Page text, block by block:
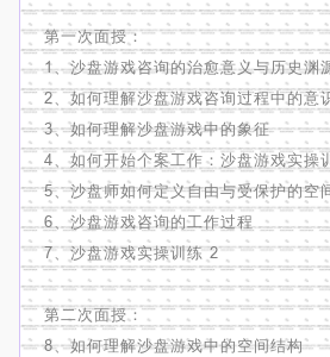
第一次面授：
1、沙盘游戏咨询的治愈意义与历史渊
2、如何理解沙盘游戏咨询过程中的意
3、如何理解沙盘游戏中的象征
4、如何开始个案工作：沙盘游戏实操
5、沙盘师如何定义自由与受保护的空
6、沙盘游戏咨询的工作过程
7、沙盘游戏实操训练 2
第二次面授：
8、如何理解沙盘游戏中的空间结构